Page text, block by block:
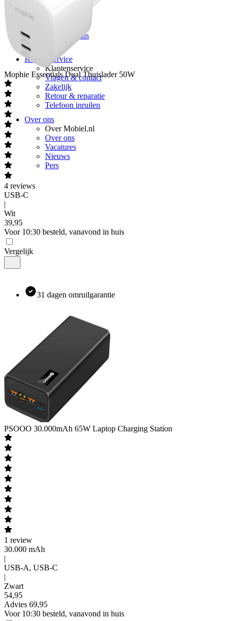
Ziggo
Odido
Budget Thuis
Klantenservice
Klantenservice
Vragen & contact
Zakelijk
Retour & reparatie
Telefoon inruilen
Over ons
Over Mobiel.nl
Over ons
Vacatures
Nieuws
Pers
Mophie Essentials Dual Thuislader 50W
4 reviews
USB-C
|
Wit
39,95
Voor 10:30 besteld, vanavond in huis
Vergelijk
31 dagen omruilgarantie
PSOOO 30.000mAh 65W Laptop Charging Station
1 review
30.000 mAh
|
USB-A, USB-C
|
Zwart
54,95
Advies 69,95
Voor 10:30 besteld, vanavond in huis